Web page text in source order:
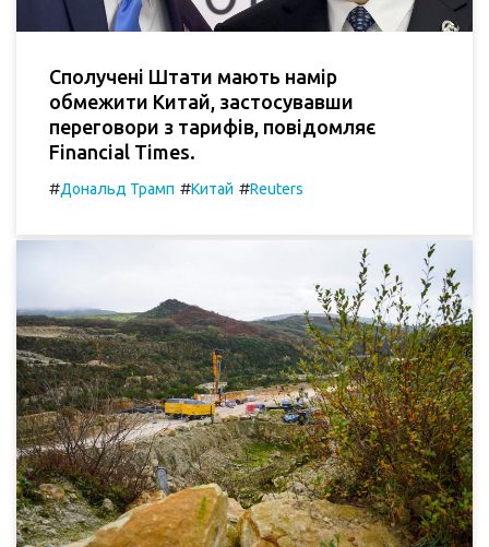
Сполучені Штати мають намір
обмежити Китай, застосувавши
переговори з тарифів, повідомляє
Financial Times.
#Дональд Трамп #Китай #Reuters